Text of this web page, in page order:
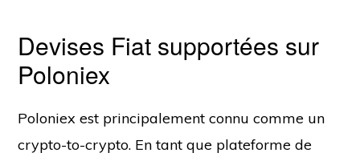
Devises Fiat supportées sur
Poloniex
Poloniex est principalement connu comme un
crypto-to-crypto. En tant que plateforme de